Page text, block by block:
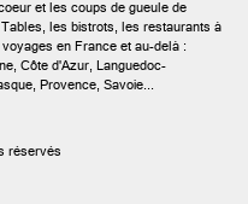
et les coups de gueule de
les bistrots, les restaurants à
en France et au-delà :
Côte d'Azur, Languedoc-
Provence, Savoie...
réservés